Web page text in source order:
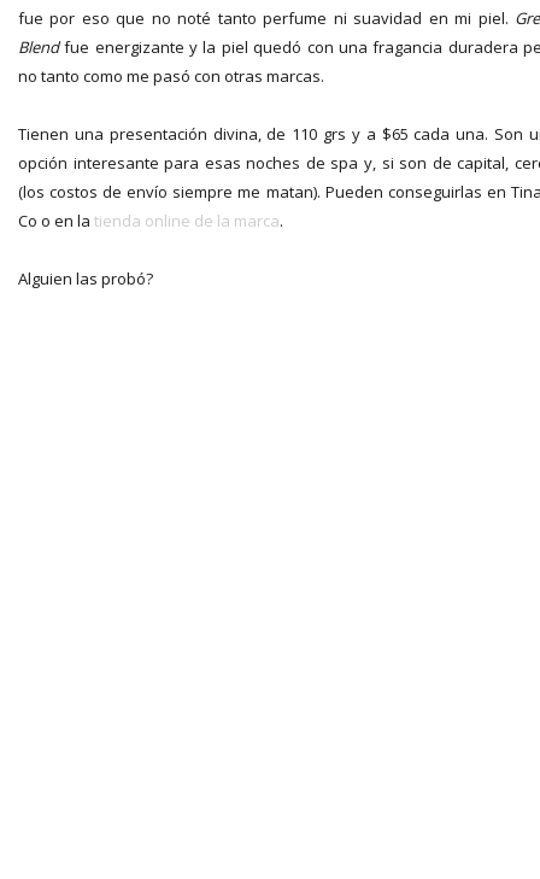
fue por eso que no noté tanto perfume ni suavidad en mi piel.
Blendfue energizante y la piel quedó con una fragancia duradera
no tanto como me pasó con otras marcas.
Tienen una presentación divina, de 110 grs y a $65 cada una. Son
opción interesante para esas noches de spa y, si son de capital,
(los costos de envío siempre me matan). Pueden conseguirlas en
Co o en la tienda online de la marca.
Alguien las probó?